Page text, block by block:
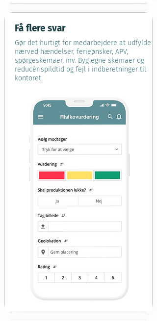
Få flere svar
Gør det hurtigt for medarbejdere at udfylde
nærved hændelser, ferieønsker, APV,
spørgeskemaer, mv. Byg egne skemaer og
reducér spildtid og fejl i indberetninger til
kontoret.